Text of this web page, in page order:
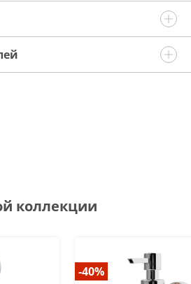
коллекции
-40%